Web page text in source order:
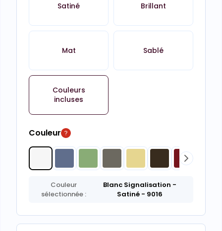
Satiné Brillant
Mat Sablé
Couleurs
incluses
Couleur
Couleur
sélectionnée :
Blanc Signalisation -
Satiné - 9016